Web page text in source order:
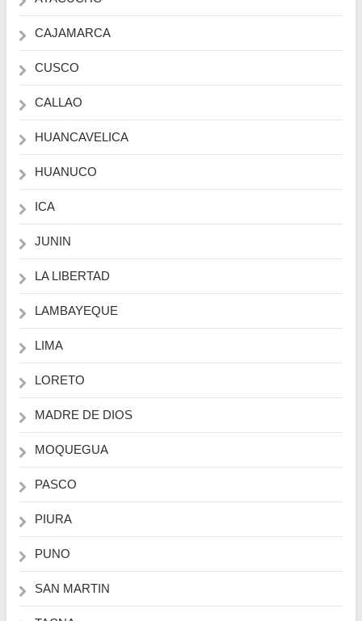
CAJAMARCA
CUSCO
CALLAO
HUANCAVELICA
HUANUCO
ICA
JUNIN
LA LIBERTAD
LAMBAYEQUE
LIMA
LORETO
MADRE DE DIOS
MOQUEGUA
PASCO
PIURA
PUNO
SAN MARTIN